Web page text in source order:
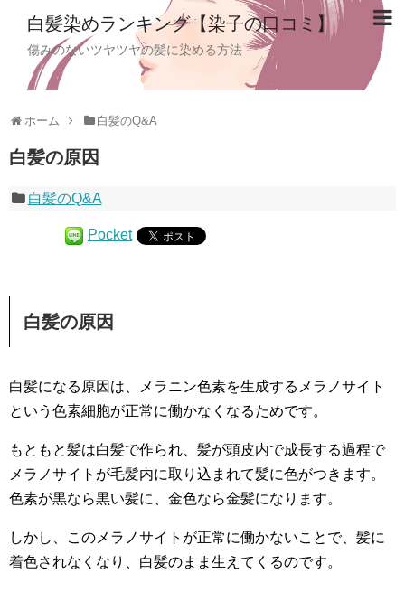
白髪染めランキング【染子の口コミ】
傷みのないツヤツヤの髪に染める方法
ホーム 白髪のQ&A
白髪の原因
白髪のQ&A
Pocket
白髪の原因
白髪になる原因は、メラニン色素を生成するメラノサイト
という色素細胞が正常に働かなくなるためです。
もともと髪は白髪で作られ、髪が頭皮内で成長する過程で
メラノサイトが毛髪内に取り込まれて髪に色がつきます。
色素が黒なら黒い髪に、金色なら金髪になります。
しかし、このメラノサイトが正常に働かないことで、髪に
着色されなくなり、白髪のまま生えてくるのです。